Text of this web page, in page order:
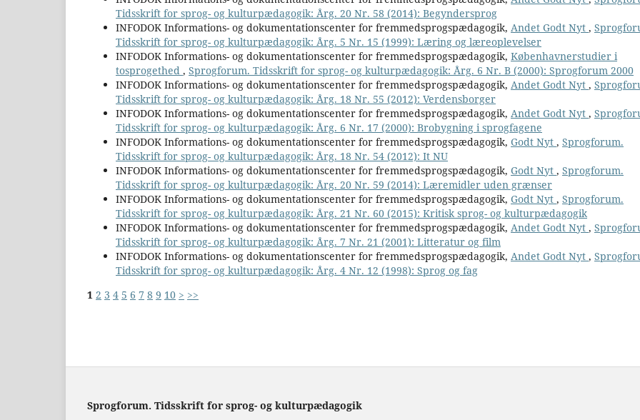
Tidsskrift for sprog- og kulturpædagogik: Årg. 20 Nr. 58 (2014): Begyndersprog
INFODOK Informations- og dokumentationscenter for fremmedsprogspædagogik, Andet Godt Nyt ,
Tidsskrift for sprog- og kulturpædagogik: Årg. 5 Nr. 15 (1999): Læring og læreoplevelser
INFODOK Informations- og dokumentationscenter for fremmedsprogspædagogik, Københavnerstudier i
tosprogethed , Sprogforum. Tidsskrift for sprog- og kulturpædagogik: Årg. 6 Nr. B (2000): Sprogforum 2000
INFODOK Informations- og dokumentationscenter for fremmedsprogspædagogik, Andet Godt Nyt ,
Tidsskrift for sprog- og kulturpædagogik: Årg. 18 Nr. 55 (2012): Verdensborger
INFODOK Informations- og dokumentationscenter for fremmedsprogspædagogik, Andet Godt Nyt ,
Tidsskrift for sprog- og kulturpædagogik: Årg. 6 Nr. 17 (2000): Brobygning i sprogfagene
INFODOK Informations- og dokumentationscenter for fremmedsprogspædagogik, Godt Nyt , Sprogforum.
Tidsskrift for sprog- og kulturpædagogik: Årg. 18 Nr. 54 (2012): It NU
INFODOK Informations- og dokumentationscenter for fremmedsprogspædagogik, Godt Nyt , Sprogforum.
Tidsskrift for sprog- og kulturpædagogik: Årg. 20 Nr. 59 (2014): Læremidler uden grænser
INFODOK Informations- og dokumentationscenter for fremmedsprogspædagogik, Godt Nyt , Sprogforum.
Tidsskrift for sprog- og kulturpædagogik: Årg. 21 Nr. 60 (2015): Kritisk sprog- og kulturpædagogik
INFODOK Informations- og dokumentationscenter for fremmedsprogspædagogik, Andet Godt Nyt ,
Tidsskrift for sprog- og kulturpædagogik: Årg. 7 Nr. 21 (2001): Litteratur og film
INFODOK Informations- og dokumentationscenter for fremmedsprogspædagogik, Andet Godt Nyt ,
Tidsskrift for sprog- og kulturpædagogik: Årg. 4 Nr. 12 (1998): Sprog og fag
1 2 3 4 5 6 7 8 9 10 > >>
Sprogforum. Tidsskrift for sprog- og kulturpædagogik